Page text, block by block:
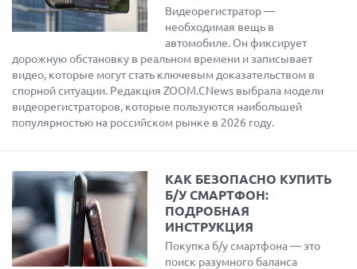
Видеорегистратор —
необходимая вещь в
автомобиле. Он фиксирует
дорожную обстановку в реальном времени и записывает
видео, которые могут стать ключевым доказательством в
спорной ситуации. Редакция ZOOM.CNews выбрала модели
видеорегистраторов, которые пользуются наибольшей
популярностью на российском рынке в 2026 году.
КАК БЕЗОПАСНО КУПИТЬ
Б/У СМАРТФОН:
ПОДРОБНАЯ
ИНСТРУКЦИЯ
Покупка б/у смартфона — это
поиск разумного баланса